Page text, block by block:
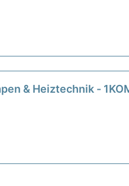
& Heiztechnik -